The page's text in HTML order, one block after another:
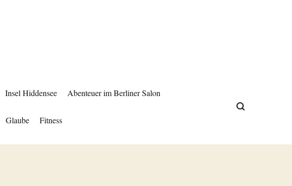
Insel Hiddensee Abenteuer im Berliner Salon
Glaube Fitness